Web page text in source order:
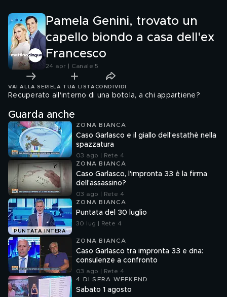
Pamela Genini, trovato un
capello biondo a casa dell'ex
Francesco
24 apr | Canale 5
VAI ALLA SERIE LA TUA LISTA CONDIVIDI
Recuperato all'interno di una botola, a chi appartiene?
Guarda anche
ZONA BIANCA
Caso Garlasco e il giallo dell'estathè nella
spazzatura
03 ago | Rete 4
ZONA BIANCA
Caso Garlasco, l'impronta 33 è la firma
dell'assassino?
03 ago | Rete 4
PUNTATA INTERA
ZONA BIANCA
Puntata del 30 luglio
30 lug | Rete 4
ZONA BIANCA
Caso Garlasco tra impronta 33 e dna:
consulenze a confronto
03 ago | Rete 4
4 DI SERA WEEKEND
Sabato 1 agosto